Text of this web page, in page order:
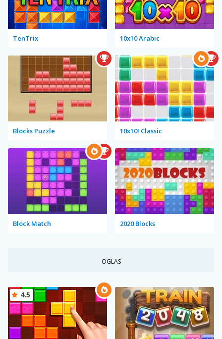
TenTrix 10x10 Arabic
Blocks Puzzle 10x10! Classic
Block Match 2020 Blocks
OGLAS
4.5